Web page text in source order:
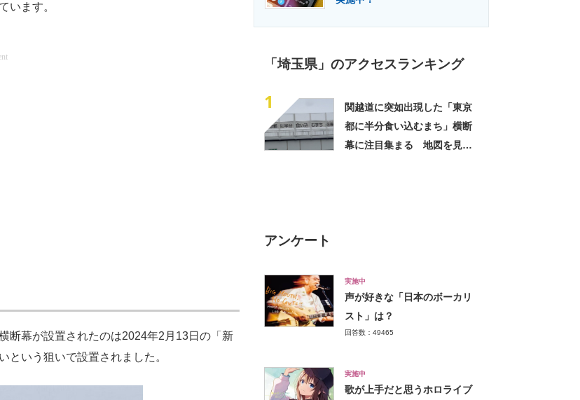
います。
断幕が設置されたのは2024年2月13日の「新
という狙いで設置されました。
「埼玉県」のアクセスランキング
1
関越道に突如出現した「東京
都に半分食い込むまち」横断
幕に注目集まる 地図を見た
アンケート
実施中
声が好きな「日本のボーカリ
スト」は？
回答数：49465
実施中
歌が上手だと思うホロライブ